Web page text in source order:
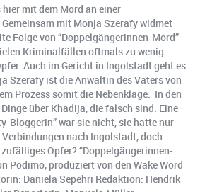
mit dem Mord an einer
mit Monja Szerafy widmet
Folge von “Doppelgängerinnen-Mord”
Kriminalfällen oftmals zu wenig
Auch im Gericht in Ingolstadt geht es
Szerafy ist die Anwältin des Vaters von
Prozess somit die Nebenklage. In den
über Khadija, die falsch sind. Eine
Bloggerin” war sie nicht, sie hatte nur
nach Ingolstadt, doch
Opfer? “Doppelgängerinnen-
Podimo, produziert von den Wake Word
Daniela Sepehri Redaktion: Hendrik